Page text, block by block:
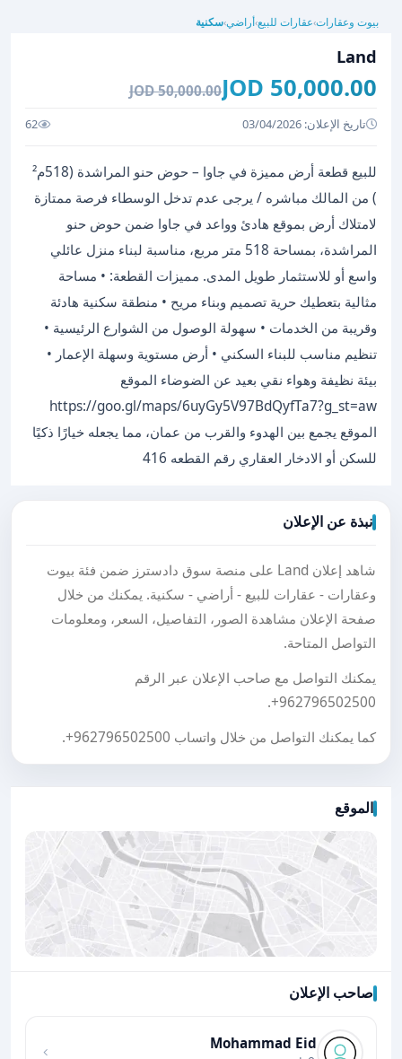
بيوت وعقارات›عقارات للبيع›أراضي›سكنية
Land
50,000.00 JOD
50,000.00 JOD
تاريخ الإعلان: 03/04/2026 62
للبيع قطعة أرض مميزة في جاوا – حوض حنو المراشدة (518م²
) من المالك مباشره / يرجى عدم تدخل الوسطاء فرصة ممتازة
لامتلاك أرض بموقع هادئ وواعد في جاوا ضمن حوض حنو
المراشدة، بمساحة 518 متر مربع، مناسبة لبناء منزل عائلي
واسع أو للاستثمار طويل المدى. مميزات القطعة: • مساحة
مثالية بتعطيك حرية تصميم وبناء مريح • منطقة سكنية هادئة
وقريبة من الخدمات • سهولة الوصول من الشوارع الرئيسية •
تنظيم مناسب للبناء السكني • أرض مستوية وسهلة الإعمار •
بيئة نظيفة وهواء نقي بعيد عن الضوضاء الموقع
https://goo.gl/maps/6uyGy5V97BdQyfTa7?g_st=aw
الموقع يجمع بين الهدوء والقرب من عمان، مما يجعله خيارًا ذكيًا
للسكن أو الادخار العقاري رقم القطعه 416
نبذة عن الإعلان
شاهد إعلان Land على منصة سوق دادسترز ضمن فئة بيوت
وعقارات - عقارات للبيع - أراضي - سكنية. يمكنك من خلال
صفحة الإعلان مشاهدة الصور، التفاصيل، السعر، ومعلومات
التواصل المتاحة.
يمكنك التواصل مع صاحب الإعلان عبر الرقم
+962796502500
.
كما يمكنك التواصل من خلال واتساب +962796502500
.
الموقع
صاحب الإعلان
Mohammad Eid